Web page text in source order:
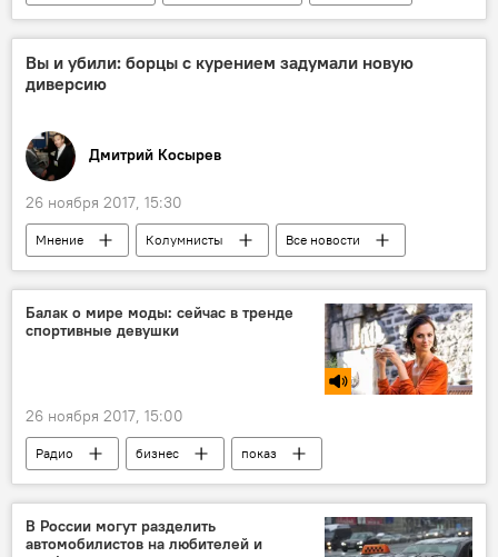
Центральная Азия
Вы и убили: борцы с курением задумали новую
диверсию
Дмитрий Косырев
26 ноября 2017, 15:30
Мнение Колумнисты
Все новости
курение
сигареты
Балак о мире моды: сейчас в тренде
спортивные девушки
26 ноября 2017, 15:00
Радио бизнес
показ
мода
В России могут разделить
автомобилистов на любителей и